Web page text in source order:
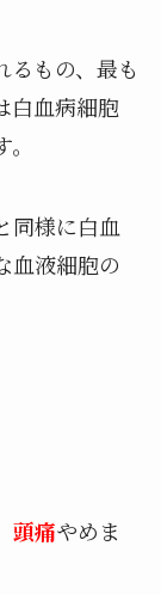
もの、最も
白血病細胞
同様に白血
血液細胞の
頭痛やめま